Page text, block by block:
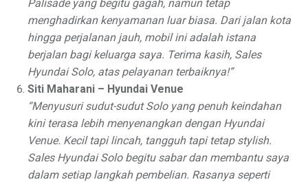
Palisade yang begitu gagah, namun tetap
menghadirkan kenyamanan luar biasa. Dari jalan kota
hingga perjalanan jauh, mobil ini adalah istana
berjalan bagi keluarga saya. Terima kasih, Sales
Hyundai Solo, atas pelayanan terbaiknya!”
Siti Maharani – Hyundai Venue
“Menyusuri sudut-sudut Solo yang penuh keindahan
kini terasa lebih menyenangkan dengan Hyundai
Venue. Kecil tapi lincah, tangguh tapi tetap stylish.
Sales Hyundai Solo begitu sabar dan membantu saya
dalam setiap langkah pembelian. Rasanya seperti